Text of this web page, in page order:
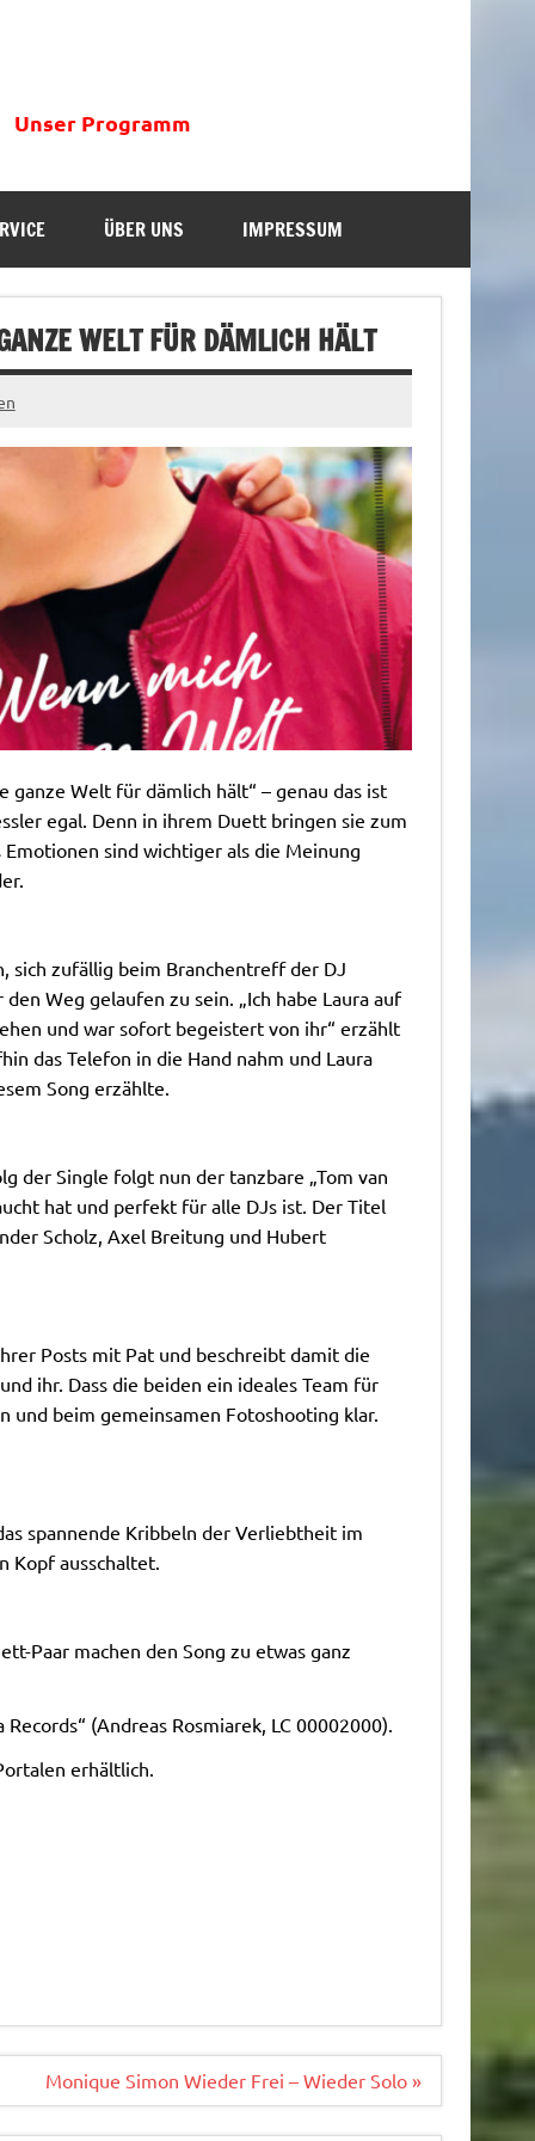
Unser Programm
ÜBER UNS IMPRESSUM
WELT FÜR DÄMLICH HÄLT
ganze Welt für dämlich hält“ – genau das ist
egal. Denn in ihrem Duett bringen sie zum
Emotionen sind wichtiger als die Meinung
sich zufällig beim Branchentreff der DJ
Weg gelaufen zu sein. „Ich habe Laura auf
und war sofort begeistert von ihr“ erzählt
das Telefon in die Hand nahm und Laura
Song erzählte.
der Single folgt nun der tanzbare „Tom van
hat und perfekt für alle DJs ist. Der Titel
Scholz, Axel Breitung und Hubert
Posts mit Pat und beschreibt damit die
ihr. Dass die beiden ein ideales Team für
und beim gemeinsamen Fotoshooting klar.
spannende Kribbeln der Verliebtheit im
Kopf ausschaltet.
Paar machen den Song zu etwas ganz
(Andreas Rosmiarek, LC 00002000).
erhältlich.
Monique Simon Wieder Frei – Wieder Solo »